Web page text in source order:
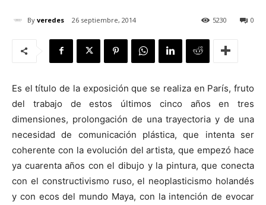
By veredes 26 septiembre, 2014 0
5230
Es el título de la exposición que se realiza en París, fruto
del trabajo de estos últimos cinco años en tres
dimensiones, prolongación de una trayectoria y de una
necesidad de comunicación plástica, que intenta ser
coherente con la evolución del artista, que empezó hace
ya cuarenta años con el dibujo y la pintura, que conecta
con el constructivismo ruso, el neoplasticismo holandés
y con ecos del mundo Maya, con la intención de evocar